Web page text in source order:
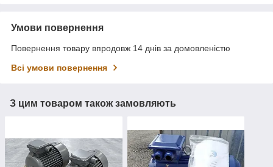
Умови повернення
Повернення товару впродовж 14 днів за домовленістю
Всі умови повернення
З цим товаром також замовляють